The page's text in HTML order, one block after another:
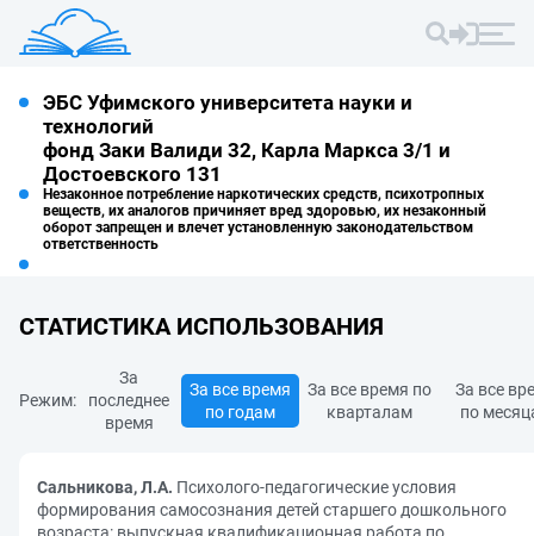
ЭБС Уфимского университета науки и
технологий
фонд Заки Валиди 32, Карла Маркса 3/1 и
Достоевского 131
Незаконное потребление наркотических средств, психотропных
веществ, их аналогов причиняет вред здоровью, их незаконный
оборот запрещен и влечет установленную законодательством
ответственность
СТАТИСТИКА ИСПОЛЬЗОВАНИЯ
Режим:
За
последнее
время
За все время
по годам
За все время по
кварталам
За все
по
Сальникова, Л.А. Психолого-педагогические условия
формирования самосознания детей старшего дошкольного